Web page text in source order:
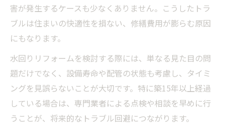
害が発生するケースも少なくありません。こうしたトラ
ブルは住まいの快適性を損ない、修繕費用が膨らむ原因
にもなります。
水回りリフォームを検討する際には、単なる見た目の問
題だけでなく、設備寿命や配管の状態も考慮し、タイミ
ングを見誤らないことが大切です。特に築15年以上経過
している場合は、専門業者による点検や相談を早めに行
うことが、将来的なトラブル回避につながります。